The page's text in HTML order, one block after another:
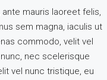
mauris laoreet felis,
sem magna, iaculis ut
commodo, velit vel
nec scelerisque
vel nunc tristique, eu